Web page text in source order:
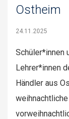
Ostheim
24.11.2025
Schüler*innen
Lehrer*innen
Händler aus